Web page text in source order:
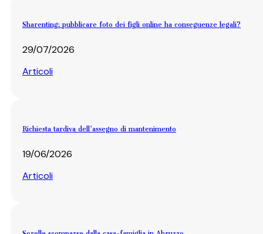
Sharenting: pubblicare foto dei figli online ha conseguenze legali?
29/07/2026
Articoli
Richiesta tardiva dell’assegno di mantenimento
19/06/2026
Articoli